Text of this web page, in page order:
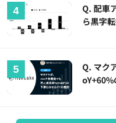
Q. 配車
ら黒字
Q. マク